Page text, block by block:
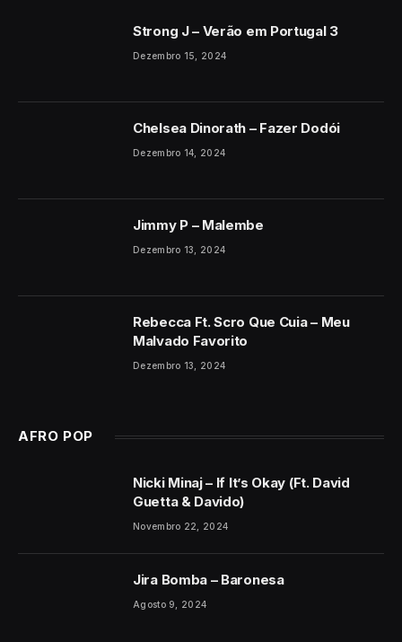
Strong J – Verão em Portugal 3
Dezembro 15, 2024
Chelsea Dinorath – Fazer Dodói
Dezembro 14, 2024
Jimmy P – Malembe
Dezembro 13, 2024
Rebecca Ft. Scro Que Cuia – Meu
Malvado Favorito
Dezembro 13, 2024
AFRO POP
Nicki Minaj – If It’s Okay (Ft. David
Guetta & Davido)
Novembro 22, 2024
Jira Bomba – Baronesa
Agosto 9, 2024